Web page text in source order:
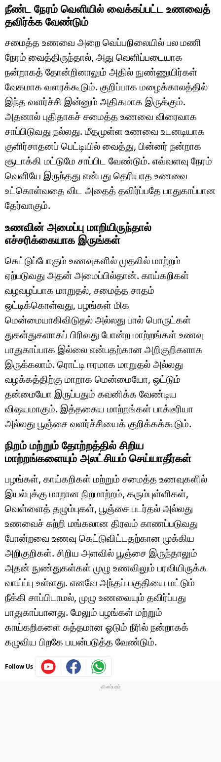
நீண்ட நேரம் வெளியில் வைக்கப்பட்ட உணவைத்
தவிர்க்க வேண்டும்
சமைத்த உணவை அறை வெப்பநிலையில் பல மணி
நேரம் வைத்திருந்தால், அது வெளிப்படையாக
நன்றாகத் தோன்றினாலும் அதில் நுண்ணுயிர்கள்
வேகமாக வளரக்கூடும். குறிப்பாக மழைக்காலத்தில்
இந்த வளர்ச்சி இன்னும் அதிகமாக இருக்கும்.
அதனால் புதிதாகச் சமைத்த உணவை விரைவாக
சாப்பிடுவது நல்லது. மீதமுள்ள உணவை உடனடியாக
குளிர்சாதனப் பெட்டியில் வைத்து, பின்னர் நன்றாக
சூடாக்கி மட்டுமே சாப்பிட வேண்டும். எவ்வளவு நேரம்
வெளியே இருந்தது என்பது தெரியாத உணவை
உட்கொள்வதை விட அதைத் தவிர்ப்பதே பாதுகாப்பான
தேர்வாகும்.
உணவின் அமைப்பு மாறியிருந்தால்
எச்சரிக்கையாக இருங்கள்
கெட்டுப்போகும் உணவுகளில் முதலில் மாற்றம்
ஏற்படுவது அதன் அமைப்பில்தான். காய்கறிகள்
வழவழப்பாக மாறுதல், சமைத்த சாதம்
ஒட்டிக்கொள்வது, பழங்கள் மிக
மென்மையாகிவிடுதல் அல்லது பால் பொருட்கள்
துகள்துகளாகப் பிரிவது போன்ற மாற்றங்கள் உணவு
பாதுகாப்பாக இல்லை என்பதற்கான அறிகுறிகளாக
இருக்கலாம். ரொட்டி ஈரமாக மாறுதல் அல்லது
வழக்கத்திற்கு மாறாக மென்மையோ, ஒட்டும்
தன்மையோ இருப்பதும் கவனிக்க வேண்டிய
விஷயமாகும். இத்தகைய மாற்றங்கள் பாக்டீரியா
அல்லது பூஞ்சை வளர்ச்சியைக் குறிக்கக்கூடும்.
நிறம் மற்றும் தோற்றத்தில் சிறிய
மாற்றங்களையும் அலட்சியம் செய்யாதீர்கள்
பழங்கள், காய்கறிகள் மற்றும் சமைத்த உணவுகளில்
இயல்புக்கு மாறான நிறமாற்றம், கரும்புள்ளிகள்,
வெள்ளைத் தழும்புகள், பூஞ்சை படர்தல் அல்லது
உணவைச் சுற்றி மங்கலான திரவம் காணப்படுவது
போன்றவை உணவு கெட்டுவிட்டதற்கான முக்கிய
அறிகுறிகள். சிறிய அளவில் பூஞ்சை இருந்தாலும்
அதன் நுண்துகள்கள் முழு உணவிலும் பரவியிருக்க
வாய்ப்பு உள்ளது. எனவே அந்தப் பகுதியை மட்டும்
நீக்கி சாப்பிடாமல், முழு உணவையும் தவிர்ப்பது
பாதுகாப்பானது. மேலும் பழங்கள் மற்றும்
காய்கறிகளை சுத்தமான ஓடும் நீரில் நன்றாகக்
கழுவிய பிறகே பயன்படுத்த வேண்டும்.
Follow Us